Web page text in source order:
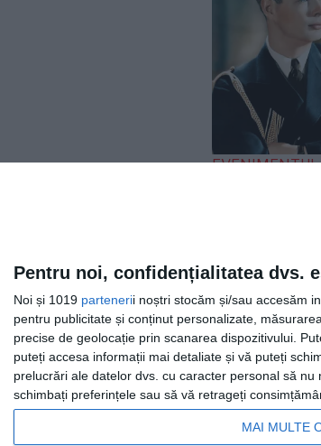
Pentru noi, confidențialitatea dvs.
Noi și 1019 partenerii noștri stocăm și/sau accesăm
pentru publicitate și conținut personalizate,
precise de geolocație prin scanarea dispozitivului.
puteți accesa informații mai detaliate și vă puteți
prelucrări ale datelor dvs. cu caracter personal să
schimbați preferințele sau să vă retrageți
MAI MULTE
EVENIMENTUL
Regele Mihai
expulzarea de
Otopeni
Facebook